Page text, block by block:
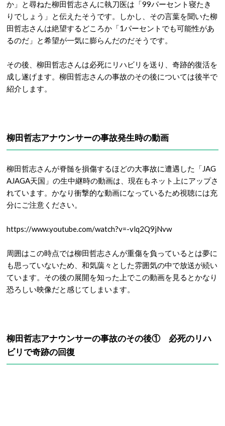
か」と尋ねた柳田哲志さんに執刀医は「99パーセント寝たき
りでしょう」と伝えたそうです。しかし、その言葉を聞いた柳
田哲志さんは絶望するどころか「1パーセントでも可能性があ
るのだ」と希望が一気に膨らんだのだそうです。
その後、柳田哲志さんは必死にリハビリを送り、奇跡的復活を
成し遂げます。柳田哲志さんの事故のその後については後半で
紹介します。
柳田哲志アナウンサーの事故発生時の動画
柳田哲志さんが脊髄を損傷するほどの大事故に遭遇した「JAG
AJAGA天国」の生中継時の動画は、現在もネット上にアップさ
れています。かなり衝撃的な動画になっているため視聴には充
分にご注意ください。
https://www.youtube.com/watch?v=-vlq2Q9jNvw
周囲はこの時点では柳田哲志さんが重傷を負っているとは夢に
も思っていないため、和気藹々とした雰囲気の中で放送が続い
ています。その後の展開を知った上でこの動画を見るとかなり
恐ろしい映像だと感じてしまいます。
柳田哲志アナウンサーの事故のその後① 必死のリハ
ビリで奇跡の回復